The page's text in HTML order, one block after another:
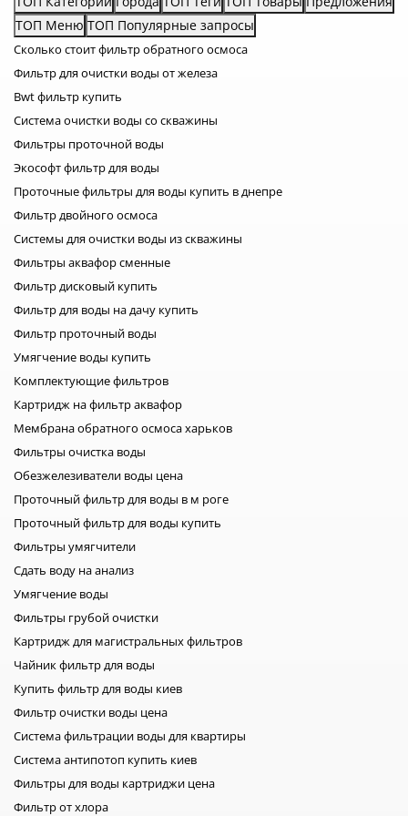
систему. В большинстве бытовых фильтров используются
несколько ступеней очистки: Картридж механической
очистки. Угольный фильтр предварительной очистки.
Дополнительный картридж тонкой очистки. Осмотическая
мембрана. Постфильтр или минерализатор. Каждый
элемент этой системы выполняет свою задачу и имеет
картриджи предварительной очистки? Первые три ступени
очистки принимают на себя основной поток загрязнений.
Они задерживают песок, ржавчину, ил, хлор и
органические соединения. Именно эти элементы
защищают мембрану от преждевременного износа.
Большинство производителей рекомендуют менять
картриджи предварительной очистки каждые 3–6 месяцев.
Однако срок может изменяться в зависимости от: качества
водопроводной воды; уровня загрязнения; интенсивности
использования; количества пользователей в доме;
состояния трубопровода. Например, если вода содержит
большое количество механических примесей или
загрязняться быстрее. Когда менять мембрану обратного
осмоса? Мембрана считается основным элементом
системы. Именно она обеспечивает глубокую очистку воды
на молекулярном уровне. В отличие от картриджей
предварительной очистки, срок ее службы значительно
больше. В среднем мембрану рекомендуется менять один
раз в 2–3 года. При хорошем качестве входящей воды и
своевременной замене картриджей предварительной
очистки мембрана способна прослужить даже дольше. Если
же картриджи предварительной очистки заменяются
редко, мембрана быстрее загрязняется и теряет
производительность. Признаки необходимости замены
наполняется значительно дольше; ухудшился вкус воды;
повысился уровень солей после фильтрации. Для более
точной диагностики часто используют TDS-метр, который
позволяет определить количество растворенных веществ
в воде. Срок службы постфильтра и минерализатора После
мембраны вода может проходить дополнительную
обработку. Часто системы комплектуются постфильтрами и
ТОП Меню ТОП Популярные запросы
Сколько стоит фильтр обратного осмоса
Фильтр для очистки воды от железа
Bwt фильтр купить
Система очистки воды со скважины
Фильтры проточной воды
Экософт фильтр для воды
Проточные фильтры для воды купить в днепре
Фильтр двойного осмоса
Системы для очистки воды из скважины
Фильтры аквафор сменные
Фильтр дисковый купить
Фильтр для воды на дачу купить
Фильтр проточный воды
Умягчение воды купить
Комплектующие фильтров
Картридж на фильтр аквафор
Мембрана обратного осмоса харьков
Фильтры очистка воды
Обезжелезиватели воды цена
Проточный фильтр для воды в м роге
Проточный фильтр для воды купить
Фильтры умягчители
Сдать воду на анализ
Умягчение воды
Фильтры грубой очистки
Картридж для магистральных фильтров
Чайник фильтр для воды
Купить фильтр для воды киев
Фильтр очистки воды цена
Система фильтрации воды для квартиры
Система антипотоп купить киев
Фильтры для воды картриджи цена
Фильтр от хлора